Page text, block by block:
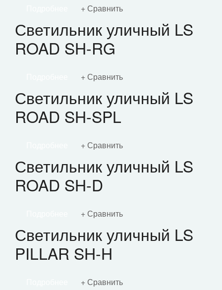
Сравнить
Светильник уличный LS
ROAD SH-RG
Сравнить
Светильник уличный LS
ROAD SH-SPL
Сравнить
Светильник уличный LS
ROAD SH-D
Сравнить
Светильник уличный LS
PILLAR SH-H
Сравнить